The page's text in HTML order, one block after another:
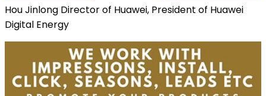
Hou Jinlong Director of Huawei, President of Huawei
Digital Energy